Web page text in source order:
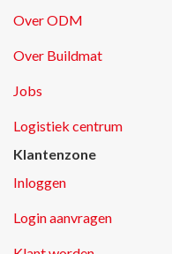
Over ODM
Over Buildmat
Jobs
Logistiek centrum
Klantenzone
Inloggen
Login aanvragen